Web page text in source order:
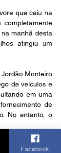
que caiu na
completamente
manhã desta
atingiu um
Monteiro
de veículos e
em uma
de
No entanto, o
Facebook